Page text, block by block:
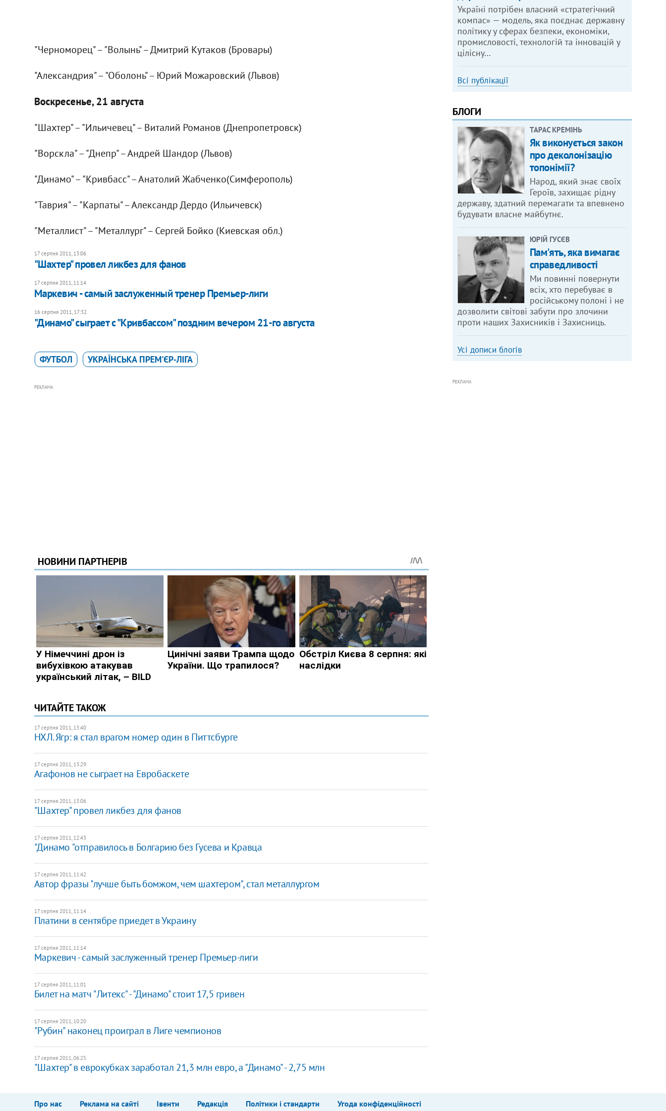
"Черноморец" – "Волынь" – Дмитрий Кутаков (Бровары)
"Александрия" – "Оболонь" – Юрий Можаровский (Львов)
Воскресенье, 21 августа
"Шахтер" – "Ильичевец" – Виталий Романов (Днепропетровск)
"Ворскла" – "Днепр" – Андрей Шандор (Львов)
"Динамо" – "Кривбасс" – Анатолий Жабченко(Симферополь)
"Таврия" – "Карпаты" – Александр Дердо (Ильичевск)
"Металлист" – "Металлург" – Сергей Бойко (Киевская обл.)
17 серпня 2011, 13:06
"Шахтер" провел ликбез для фанов
17 серпня 2011, 11:14
Маркевич - самый заслуженный тренер Премьер-лиги
16 серпня 2011, 17:32
"Динамо" сыграет с "Кривбассом" поздним вечером 21-го августа
ФУТБОЛ УКРАЇНСЬКА ПРЕМ'ЄР-ЛІГА
РЕКЛАМА
ЧИТАЙТЕ ТАКОЖ
17 серпня 2011, 13:40
НХЛ. Ягр: я стал врагом номер один в Питтсбурге
17 серпня 2011, 13:29
Агафонов не сыграет на Евробаскете
17 серпня 2011, 13:06
"Шахтер" провел ликбез для фанов
17 серпня 2011, 12:43
"Динамо "отправилось в Болгарию без Гусева и Кравца
17 серпня 2011, 11:42
Автор фразы "лучше быть бомжом, чем шахтером", стал металлургом
17 серпня 2011, 11:14
Платини в сентябре приедет в Украину
17 серпня 2011, 11:14
Маркевич - самый заслуженный тренер Премьер-лиги
17 серпня 2011, 11:01
​Билет на матч "Литекс" - "Динамо" стоит 17,5 гривен
17 серпня 2011, 10:20
"Рубин" наконец проиграл в Лиге чемпионов
17 серпня 2011, 06:25
"Шахтер" в еврокубках заработал 21,3 млн евро, а "Динамо" - 2,75 млн
Україні потрібен власний «стратегічний
компас» — модель, яка поєднає державну
політику у сферах безпеки, економіки,
промисловості, технологій та інновацій у
цілісну…
Всі публікації
БЛОГИ
ТАРАС КРЕМІНЬ
Як виконується закон
про деколонізацію
топонімії?
Народ, який знає своїх
Героїв, захищає рідну
державу, здатний перемагати та впевнено
будувати власне майбутнє.
ЮРІЙ ГУСЄВ
Пам'ять, яка вимагає
справедливості
Ми повинні повернути
всіх, хто перебуває в
російському полоні і не
дозволити світові забути про злочини
проти наших Захисників і Захисниць.
Усі дописи блогів
РЕКЛАМА
Про нас Реклама на сайті Івенти Редакція Політики і стандарти Угода конфіденційності